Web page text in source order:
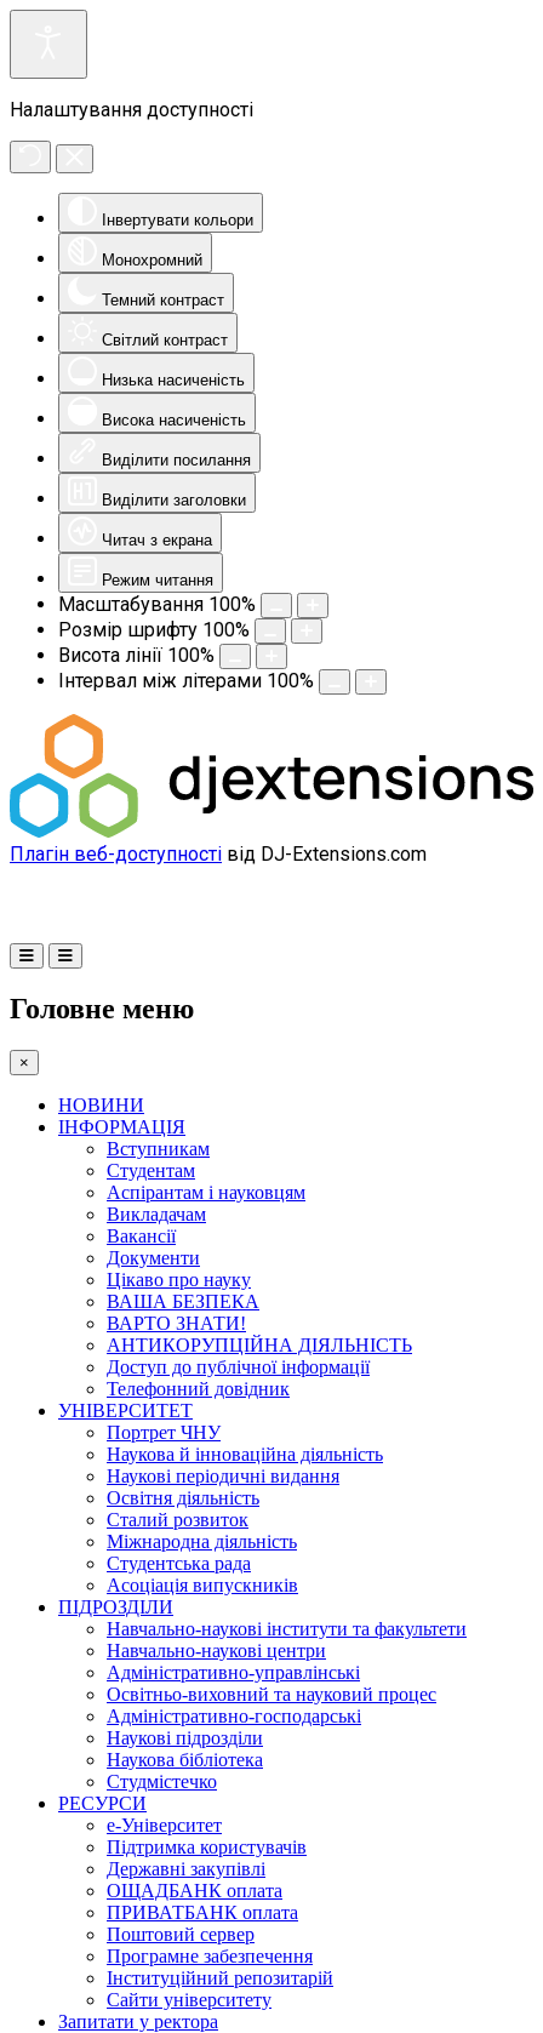
Налаштування доступності
Інвертувати кольори
Монохромний
Темний контраст
Світлий контраст
Низька насиченість
Висока насиченість
Виділити посилання
Виділити заголовки
Читач з екрана
Режим читання
Масштабування 100%
Розмір шрифту 100%
Висота лінії 100%
Інтервал між літерами 100%
Плагін веб-доступності від DJ-Extensions.com
Головне меню
×
НОВИНИ
ІНФОРМАЦІЯ
Вступникам
Студентам
Аспірантам і науковцям
Викладачам
Вакансії
Документи
Цікаво про науку
ВАША БЕЗПЕКА
ВАРТО ЗНАТИ!
АНТИКОРУПЦІЙНА ДІЯЛЬНІСТЬ
Доступ до публічної інформації
Телефонний довідник
УНІВЕРСИТЕТ
Портрет ЧНУ
Наукова й інноваційна діяльність
Наукові періодичні видання
Освітня діяльність
Сталий розвиток
Міжнародна діяльність
Студентська рада
Асоціація випускників
ПІДРОЗДІЛИ
Навчально-наукові інститути та факультети
Навчально-наукові центри
Адміністративно-управлінські
Освітньо-виховний та науковий процес
Адміністративно-господарські
Наукові підрозділи
Наукова бібліотека
Студмістечко
РЕСУРСИ
е-Університет
Підтримка користувачів
Державні закупівлі
ОЩАДБАНК оплата
ПРИВАТБАНК оплата
Поштовий сервер
Програмне забезпечення
Інституційний репозитарій
Сайти університету
Запитати у ректора